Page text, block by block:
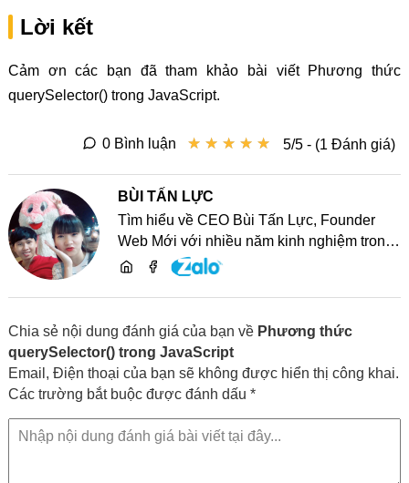
Lời kết
Cảm ơn các bạn đã tham khảo bài viết Phương thức
querySelector() trong JavaScript.
★ ★ ★ ★ ★
★ ★ ★ ★ ★ 5/5 - (1 Đánh giá)
0 Bình luận
BÙI TẤN LỰC
Tìm hiểu về CEO Bùi Tấn Lực, Founder
Web Mới với nhiều năm kinh nghiệm trong
lĩnh vực phát triển website, SEO và chia sẻ
Chia sẻ nội dung đánh giá của bạn về Phương thức
querySelector() trong JavaScript
Email, Điện thoại của bạn sẽ không được hiển thị công khai.
Các trường bắt buộc được đánh dấu *